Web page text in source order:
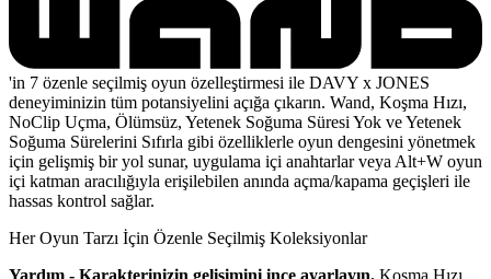
'in 7 özenle seçilmiş oyun özelleştirmesi ile DAVY x JONES
deneyiminizin tüm potansiyelini açığa çıkarın. Wand, Koşma Hızı,
NoClip Uçma, Ölümsüz, Yetenek Soğuma Süresi Yok ve Yetenek
Soğuma Sürelerini Sıfırla gibi özelliklerle oyun dengesini yönetmek
için gelişmiş bir yol sunar, uygulama içi anahtarlar veya Alt+W oyun
içi katman aracılığıyla erişilebilen anında açma/kapama geçişleri ile
hassas kontrol sağlar.
Her Oyun Tarzı İçin Özenle Seçilmiş Koleksiyonlar
Yardım - Karakterinizin gelişimini ince ayarlayın. Koşma Hızı,